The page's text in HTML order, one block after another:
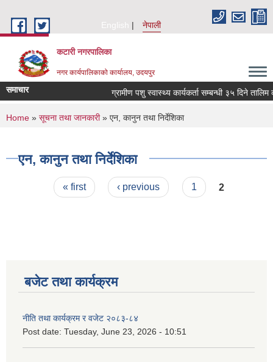
English
नेपाली
कटारी नगरपालिका
नगर कार्यपालिकाको कार्यालय, उदयपुर
समाचार ग्रामीण पशु स्वास्थ्य कार्यकर्ता सम्बन्धी ३५ दिने
You are here
Home » सूचना तथा जानकारी» एन, कानुन तथा निर्देशिका
एन, कानुन तथा निर्देशिका
Pages« first ‹ previous 1 2
बजेट तथा कार्यक्रम
नीति तथा कार्यक्रम र वजेट २०८३-८४
Post date: Tuesday, June 23, 2026 - 10:51